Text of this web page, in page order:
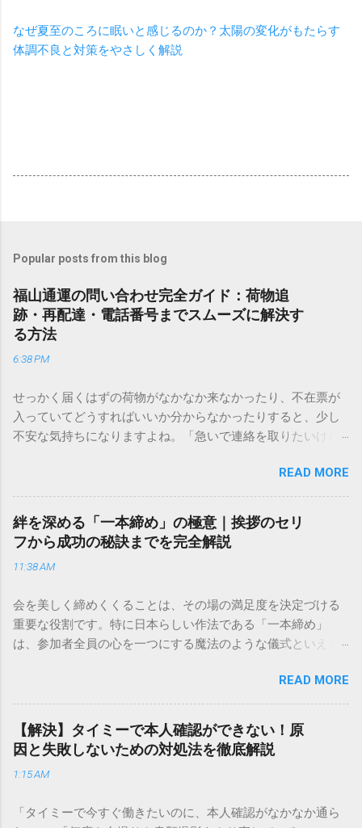
なぜ夏至のころに眠いと感じるのか？太陽の変化がもたらす
体調不良と対策をやさしく解説
Popular posts from this blog
福山通運の問い合わせ完全ガイド：荷物追
跡・再配達・電話番号までスムーズに解決す
る方法
6:38 PM
せっかく届くはずの荷物がなかなか来なかったり、不在票が
入っていてどうすればいいか分からなかったりすると、少し
不安な気持ちになりますよね。「急いで連絡を取りたいけれ
きできる？」といった疑問を抱える方も多いはずです。 福山
通運は企業間物流のイメージが強いかもしれませんが、個人
向けの宅配サービスも非常に充実しています。大切なのは、
目的に合わせた適切な連絡先を選ぶことです。この記事で
は、荷物の追跡確認から営業所への電話連絡、再配達の依頼
手順まで、初めての方でも迷わずに解決できる方法を詳しく
本全国に広範なネットワークを持つ大手運送会社です。特に
重量物や大型の荷物、そして企業間の輸送において圧倒的な
実績を誇ります。 個人で利用する場合、他の宅配業者と少し
いう特徴があります。地域に密着した各拠点が配送をコント
ロールしているため、現場の状況に合わせた柔軟な相談がし
やすいのがメリットです。まずは、今抱えている悩みがどの
サービスで解決できるかを確認していきましょう。 1. 荷物の
るのが最も効率的です。現在の荷物がいったいどこにあるの
か、いつ届く予定なのかは、お手元の番号一つで判明しま
READ MORE
絆を深める「一本締め」の極意｜挨拶のセリ
フから成功の秘訣までを完全解説
11:38 AM
会を美しく締めくくることは、その場の満足度を決定づける
重要な役割です。特に日本らしい作法である「一本締め」
は、参加者全員の心を一つにする魔法のような儀式といえる
「手拍子のリズムに自信がない」と不安を感じる方も多いは
ずです。この記事では、ビジネスからカジュアルな集まりま
で、どのような場面でも堂々と立ち振る舞えるための「一本
締め」の作法を、基礎知識から具体的なセリフ例まで丁寧に
解説します。 一本締めとは？その本質と効果 一本締めは、単
に手を叩いて終わらせる作業ではありません。その時間、そ
て刻み込む伝統的な儀礼です。 一本締めがもたらすポジティ
READ MORE
【解決】タイミーで本人確認ができない！原
因と失敗しないための対処法を徹底解説
1:15 AM
「タイミーで今すぐ働きたいのに、本人確認がなかなか通ら